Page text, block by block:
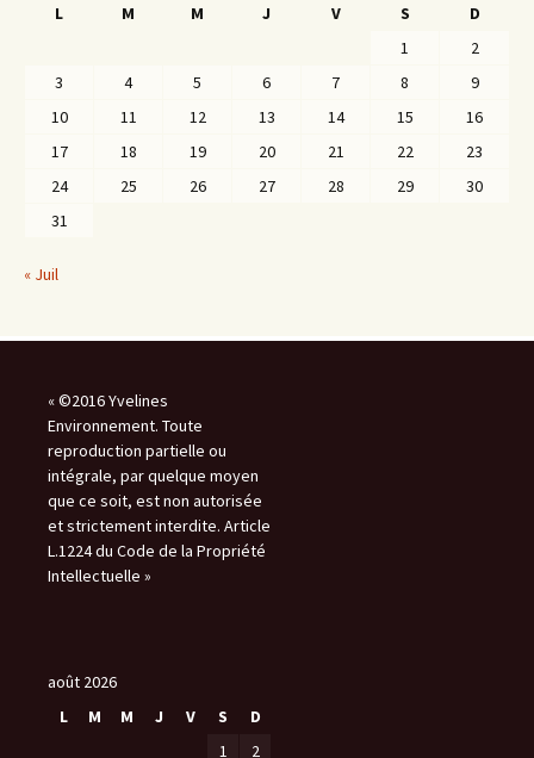
L
M M J V S
D
1
2
3
4 5 6 7 8
9
10
11 12 13 14 15
16
17
18 19 20 21 22
23
24
25 26 27 28 29
30
31
« Juil
« ©2016 Yvelines
Environnement. Toute
reproduction partielle ou
intégrale, par quelque moyen
que ce soit, est non autorisée
et strictement interdite. Article
L.1224 du Code de la Propriété
Intellectuelle »
août 2026
L
M M J V S
D
1
2